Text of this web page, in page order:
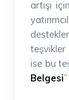
artışı
teşvikler
ise bu
Belgesi